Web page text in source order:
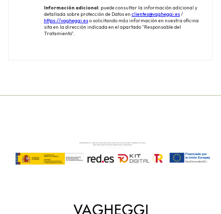
Información adicional: puede consultar la información adicional y
detallada sobre protección de Datos en clientes@vagheggi.es/
https://vagheggi.eso solicitando más información en nuestra oficina
sita en la dirección indicada en el apartado “Responsable del
Tratamiento”.